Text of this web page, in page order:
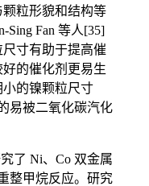
粒形貌和结构等
Sing Fan 等人[35]
寸有助于提高催
的催化剂更易生
的镍颗粒尺寸
易被二氧化碳汽化
了 Ni、Co 双金属
整甲烷反应。研究